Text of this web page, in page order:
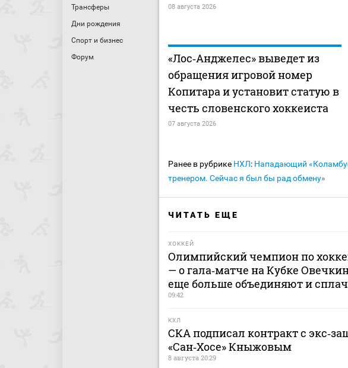
Трансферы
Дни рождения
Спорт и бизнес
Форум
08 августа 2026
«Лос‑Анджелес» выведет из
обращения игровой номер
Копитара и установит статую в
честь словенского хоккеиста
07 августа 2026
Ранее в рубрике НХЛ: Нападающий
тренером. Сейчас я был бы рад обмену»
ЧИТАТЬ ЕЩЕ
ХОККЕЙ
Олимпийский чемпион по
— о гала‑матче на Кубке
еще больше объединяют и
09:42
КХЛ
СКА подписал контракт с
«Сан‑Хосе» Кныжовым
8 августа 20:29